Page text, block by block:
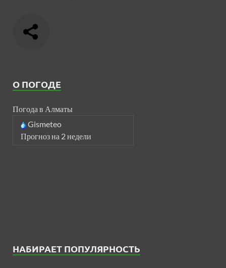
О ПОГОДЕ
Погода в Алматы
Gismeteo
Прогноз на 2 недели
НАБИРАЕТ ПОПУЛЯРНОСТЬ